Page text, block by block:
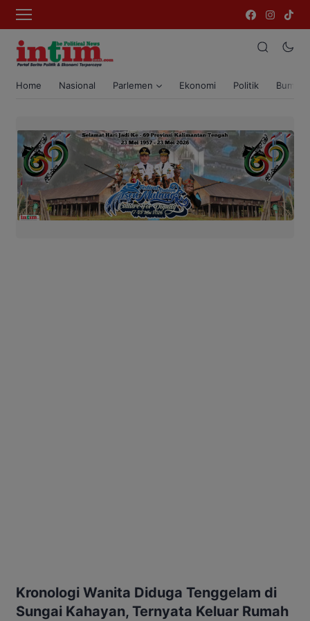
Home Nasional Parlemen Ekonomi Politik Bumi
Kronologi Wanita Diduga Tenggelam di
Sungai Kahayan, Ternyata Keluar Rumah